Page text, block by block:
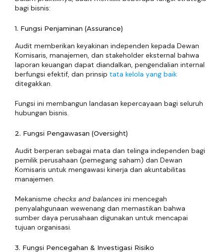
bagi bisnis:
1. Fungsi Penjaminan (Assurance)
Audit memberikan keyakinan independen kepada Dewan
Komisaris, manajemen, dan stakeholder eksternal bahwa
laporan keuangan dapat diandalkan, pengendalian internal
berfungsi efektif, dan prinsip tata kelola yang baik
ditegakkan.
Fungsi ini membangun landasan kepercayaan bagi seluruh
hubungan bisnis.
2. Fungsi Pengawasan (Oversight)
Audit berperan sebagai mata dan telinga independen bagi
pemilik perusahaan (pemegang saham) dan Dewan
Komisaris untuk mengawasi kinerja dan akuntabilitas
manajemen.
Mekanisme checks and balances ini mencegah
penyalahgunaan wewenang dan memastikan bahwa
sumber daya perusahaan digunakan untuk mencapai
tujuan organisasi.
3. Fungsi Pencegahan & Investigasi Risiko